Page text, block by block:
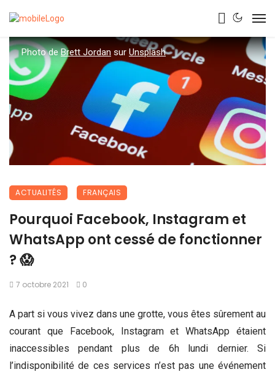
Photo deBrett Jordan sur Unsplash
ACTUALITÉS FRANÇAIS
Pourquoi Facebook, Instagram et
WhatsApp ont cessé de fonctionner
? 😱
7 octobre 2021 0
A part si vous vivez dans une grotte, vous êtes sûrement au
courant que Facebook, Instagram et WhatsApp étaient
inaccessibles pendant plus de 6h lundi dernier. Si
l’indisponibilité de ces services n’est pas une événement